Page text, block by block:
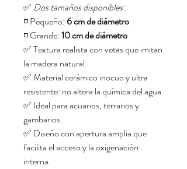
✅ Dos tamaños disponibles:
◽ Pequeño: 6 cm de diámetro
◽ Grande:10 cm de diámetro
✅ Textura realista con vetas que imitan
la madera natural.
✅ Material cerámico inocuo y ultra
resistente: no altera la química del agua.
✅ Ideal para acuarios, terrarios y
gambarios.
✅ Diseño con apertura amplia que
facilita el acceso y la oxigenación
interna.